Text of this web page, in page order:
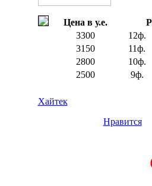
Цена в у.е.
3300
12ф.
3150
11ф.
2800
10ф.
2500
9ф.
Хайтек
Нравится